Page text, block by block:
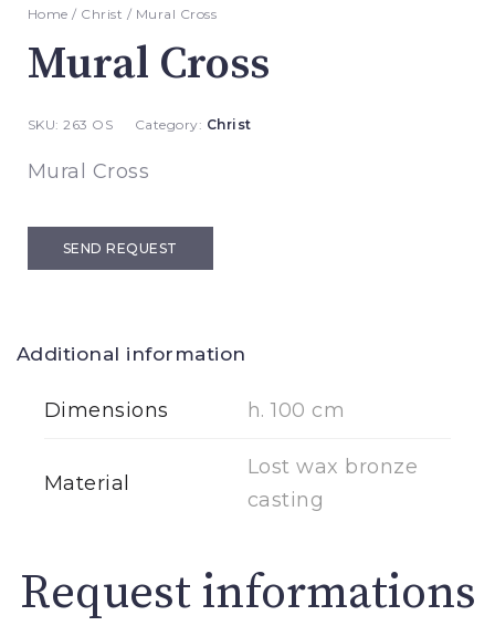
Home / Christ / Mural Cross
Mural Cross
SKU:263 OS Category: Christ
Mural Cross
SEND REQUEST
Additional information
Dimensions h. 100 cm
Material
Lost wax bronze
casting
Request informations